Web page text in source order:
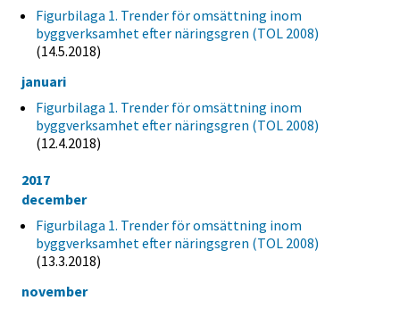
Figurbilaga 1. Trender för omsättning inom
byggverksamhet efter näringsgren (TOL 2008)
(14.5.2018)
januari
Figurbilaga 1. Trender för omsättning inom
byggverksamhet efter näringsgren (TOL 2008)
(12.4.2018)
2017
december
Figurbilaga 1. Trender för omsättning inom
byggverksamhet efter näringsgren (TOL 2008)
(13.3.2018)
november